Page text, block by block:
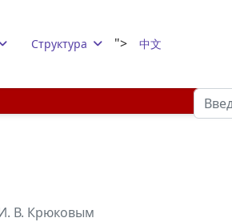
Структура "> 中文
Поиск
В. Крюковым